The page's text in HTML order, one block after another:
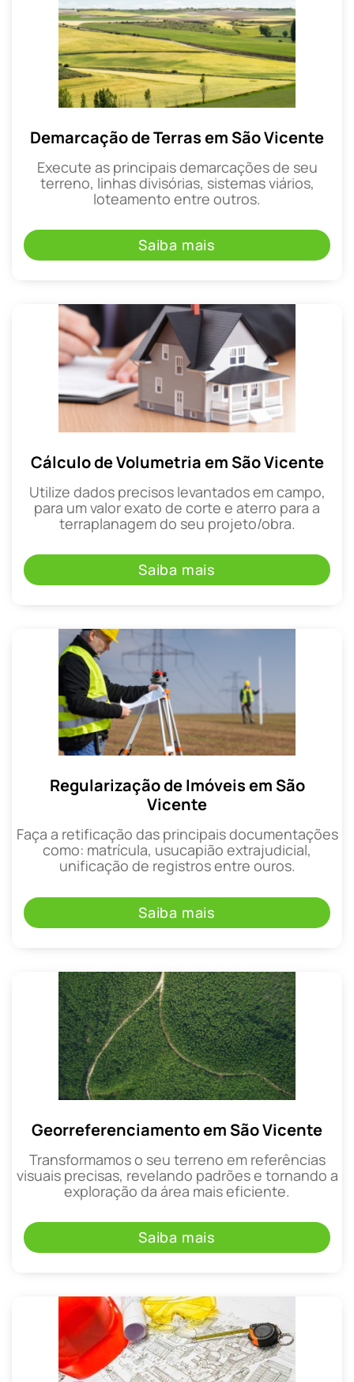
Demarcação de Terras em São Vicente
Execute as principais demarcações de seu
terreno, linhas divisórias, sistemas viários,
loteamento entre outros.
Saiba mais
Cálculo de Volumetria em São Vicente
Utilize dados precisos levantados em campo,
para um valor exato de corte e aterro para a
terraplanagem do seu projeto/obra.
Saiba mais
Regularização de Imóveis em São
Vicente
Faça a retificação das principais documentações
como: matrícula, usucapião extrajudicial,
unificação de registros entre ouros.
Saiba mais
Georreferenciamento em São Vicente
Transformamos o seu terreno em referências
visuais precisas, revelando padrões e tornando a
exploração da área mais eficiente.
Saiba mais